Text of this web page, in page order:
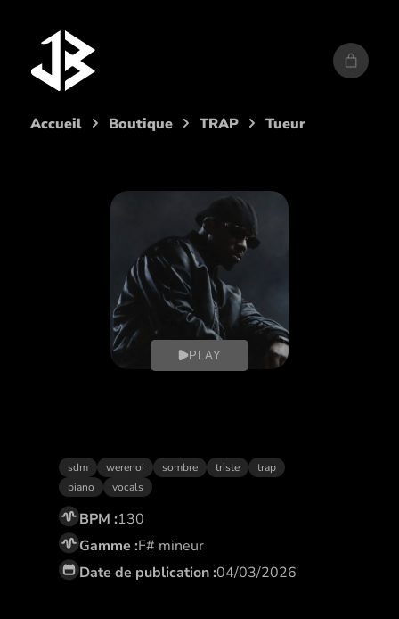
Accueil Boutique TRAP Tueur
PLAY
sdm werenoi sombre triste
trap
piano
vocals
BPM :130
Gamme :F# mineur
Date de publication :04/03/2026